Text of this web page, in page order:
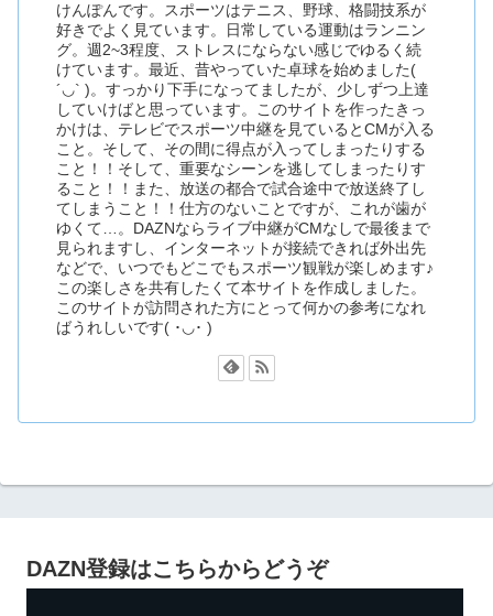
けんぽんです。スポーツはテニス、野球、格闘技系が
好きでよく見ています。日常している運動はランニン
グ。週2~3程度、ストレスにならない感じでゆるく続
けています。最近、昔やっていた卓球を始めました(
´◡` )。すっかり下手になってましたが、少しずつ上達
していけばと思っています。このサイトを作ったきっ
かけは、テレビでスポーツ中継を見ているとCMが入る
こと。そして、その間に得点が入ってしまったりする
こと！！そして、重要なシーンを逃してしまったりす
ること！！また、放送の都合で試合途中で放送終了し
てしまうこと！！仕方のないことですが、これが歯が
ゆくて…。DAZNならライブ中継がCMなしで最後まで
見られますし、インターネットが接続できれば外出先
などで、いつでもどこでもスポーツ観戦が楽しめます♪
この楽しさを共有したくて本サイトを作成しました。
このサイトが訪問された方にとって何かの参考になれ
ばうれしいです( ･◡･ )
DAZN登録はこちらからどうぞ